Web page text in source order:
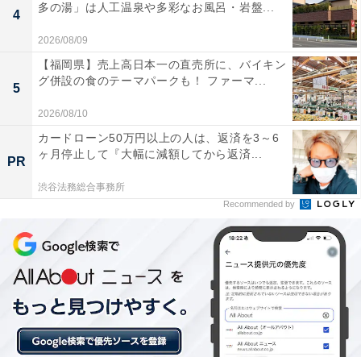
【今日チェックしたい】コムテックの人気商品5選
コムテック「ZDR027」
4
多の湯」は人工温泉や多彩なお風呂・岩盤...
2026/08/09
5
【福岡県】売上高日本一の直売所に、バイキン
グ併設の食のテーマパークも！ ファーマ...
2026/08/10
PR
カードローン50万円以上の人は、返済を3～6
ヶ月停止して『大幅に減額してから返済...
渋谷法務総合事務所
Recommended by